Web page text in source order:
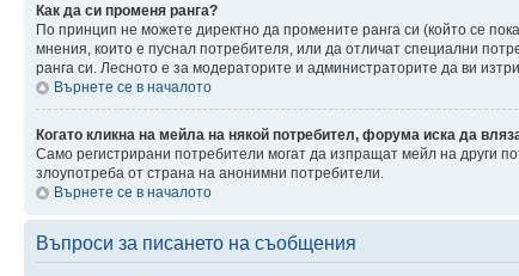
Как да си променя ранга?
По принцип не можете директно да промените ранга си (който се
мнения, които е пуснал потребителя, или да отличат специални
ранга си. Лесното е за модераторите и администраторите да ви
Върнете се в началото
Когато кликна на мейла на някой потребител, форума иска да
Само регистрирани потребители могат да изпращат мейл на други
злоупотреба от страна на анонимни потребители.
Върнете се в началото
Въпроси за писането на съобщения